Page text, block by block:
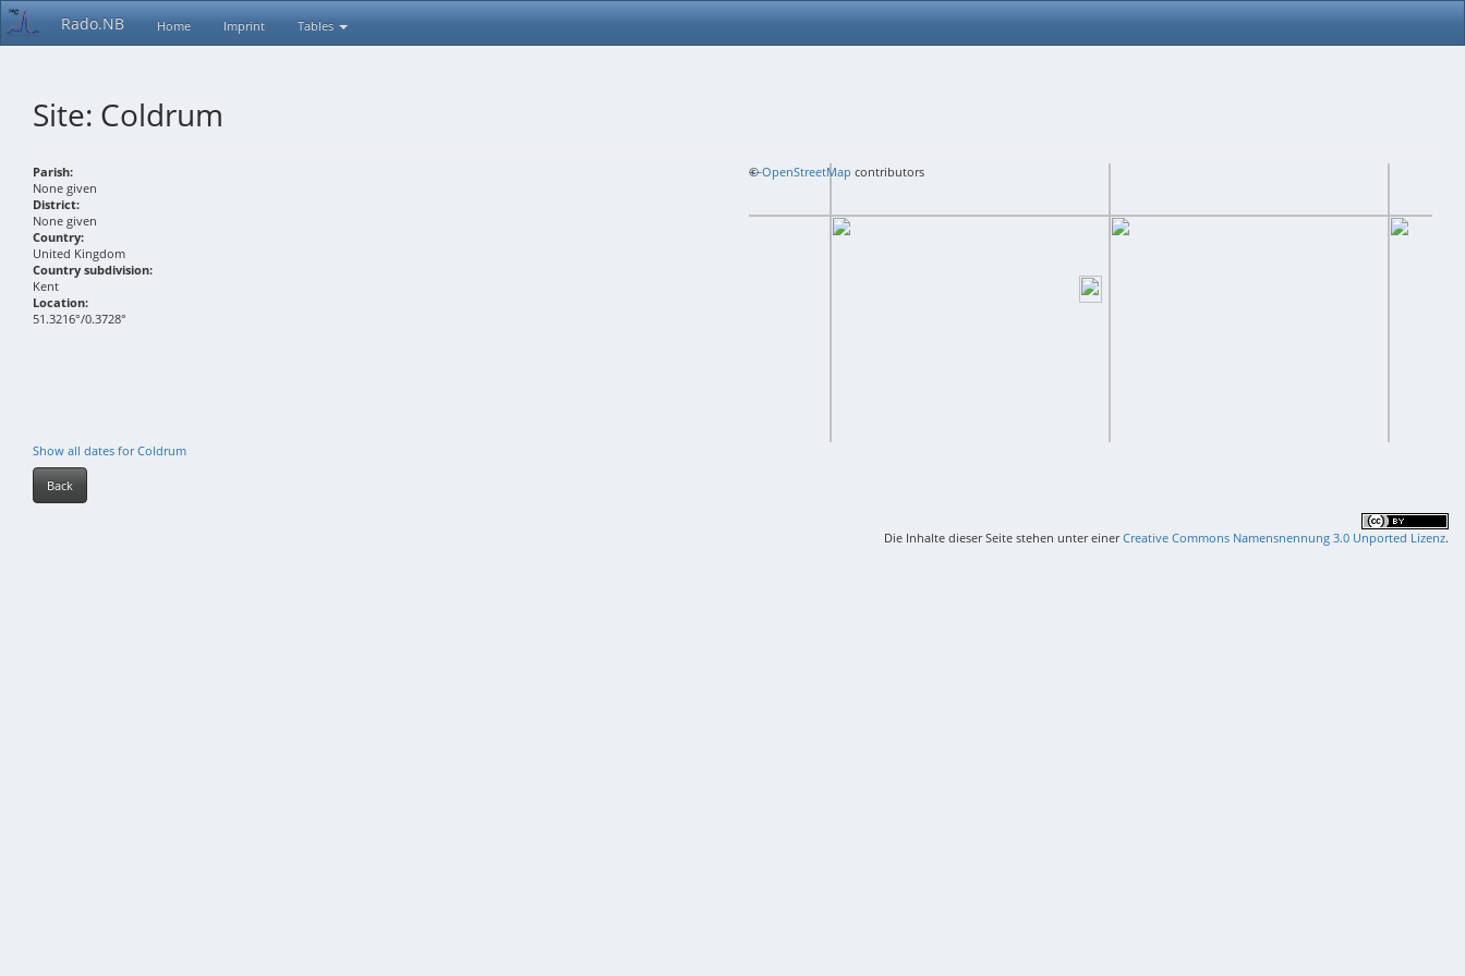
Rado.NB Home Imprint Tables
Site: Coldrum
Parish:
None given
District:
None given
Country:
United Kingdom
Country subdivision:
Kent
Location:
51.3216°/0.3728°
+−
©OpenStreetMap contributors
Show all dates for Coldrum
Back
Die Inhalte dieser Seite stehen unter einerCreative Commons Namensnennung 3.0 Unported Lizenz.